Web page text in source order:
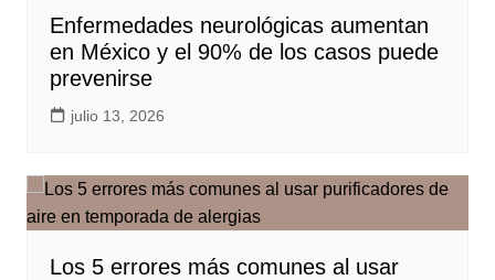
Enfermedades neurológicas aumentan
en México y el 90% de los casos puede
prevenirse
julio 13, 2026
Los 5 errores más comunes al usar